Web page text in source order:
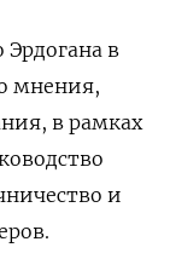
в
мнения,
в рамках
и